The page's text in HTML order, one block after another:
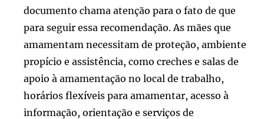
documento chama atenção para o fato de que
para seguir essa recomendação. As mães que
amamentam necessitam de proteção, ambiente
propício e assistência, como creches e salas de
apoio à amamentação no local de trabalho,
horários flexíveis para amamentar, acesso à
informação, orientação e serviços de